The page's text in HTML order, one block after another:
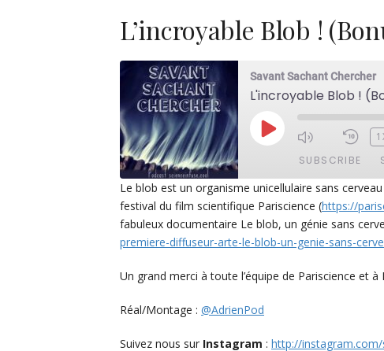
L’incroyable Blob !
Savant Sachant Chercher
L'incroyable Blob !
PLAY
SUBSCRIBE
Apple Podcasts Deezer
SHARE
LINK
EMBED
Le blob est un organisme unicellulaire sans
festival du film scientifique Pariscience (https://
fabuleux documentaire Le blob, un génie sans
premiere-diffuseur-arte-le-blob-un-genie-sans-
Un grand merci à toute l’équipe de Pariscience et
Réal/Montage : @AdrienPod
Suivez nous sur Instagram : http://